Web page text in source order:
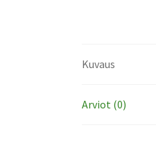
Kuvaus
Arviot (0)